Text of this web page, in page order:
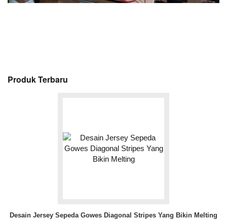
Produk Terbaru
Desain Jersey Sepeda Gowes Diagonal Stripes Yang Bikin Melting